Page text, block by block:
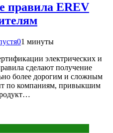
правила EREV
01 минуты
электрических и
сделают получение
более дорогим и сложным
по компаниям, привыкшим